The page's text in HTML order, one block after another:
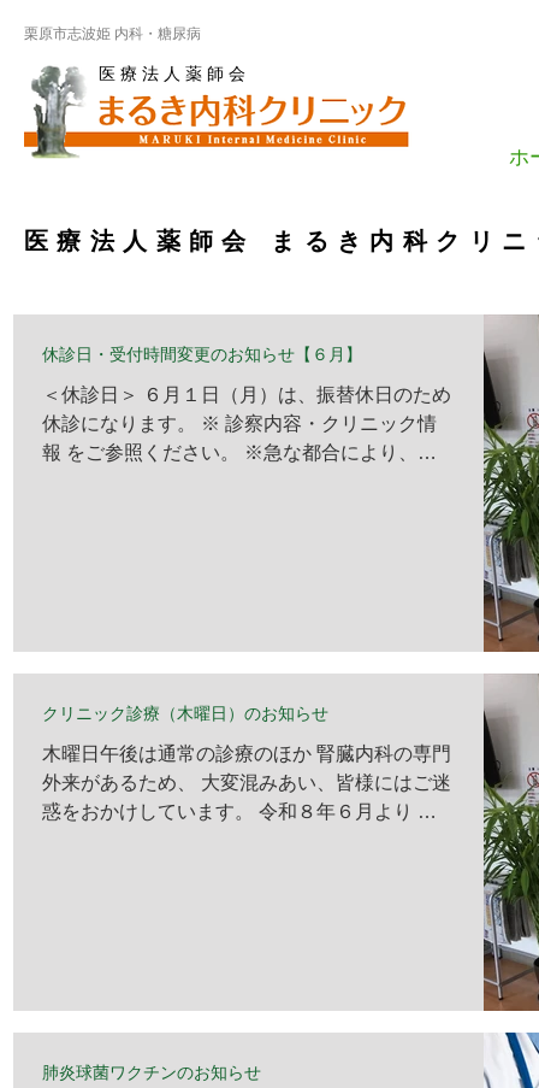
栗原市志波姫 内科・糖尿病
医 療 法 人 薬 師 会
ホ
医療法人薬師会 まるき内科クリ
休診日・受付時間変更のお知らせ【６月】
＜休診日＞ ６月１日（月）は、振替休日のため
休診になります。 ※ 診察内容・クリニック情
報 をご参照ください。 ※急な都合により、休
クリニック診療（木曜日）のお知らせ
木曜日午後は通常の診療のほか 腎臓内科の専門
外来があるため、 大変混みあい、皆様にはご迷
惑をおかけしています。 令和８年６月より 木
肺炎球菌ワクチンのお知らせ